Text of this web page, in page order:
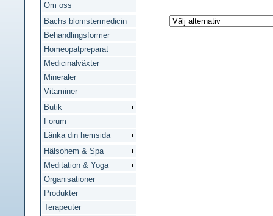
Om oss
Bachs blomstermedicin
Behandlingsformer
Homeopatpreparat
Medicinalväxter
Mineraler
Vitaminer
Butik
Forum
Länka din hemsida
Hälsohem & Spa
Meditation & Yoga
Organisationer
Produkter
Terapeuter